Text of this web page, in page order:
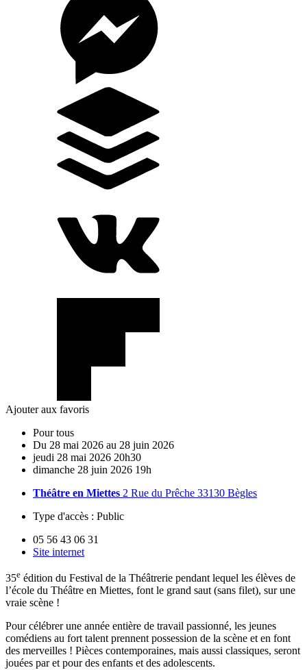
Ajouter aux favoris
Pour tous
Du 28 mai 2026 au 28 juin 2026
jeudi 28 mai 2026 20h30
dimanche 28 juin 2026 19h
Théâtre en Miettes 2 Rue du Prêche 33130 Bègles
Type d'accès : Public
05 56 43 06 31
Site internet
35e édition du Festival de la Théâtrerie pendant lequel les élèves de
l’école du Théâtre en Miettes, font le grand saut (sans filet), sur une
vraie scène !
Pour célébrer une année entière de travail passionné, les jeunes
comédiens au fort talent prennent possession de la scène et en font
des merveilles ! Pièces contemporaines, mais aussi classiques, seront
jouées par et pour des enfants et des adolescents.